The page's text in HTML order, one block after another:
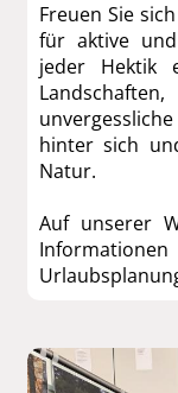
Freuen Sie
für aktive
jeder Hektik
hinter sich
Natur.
Auf unserer